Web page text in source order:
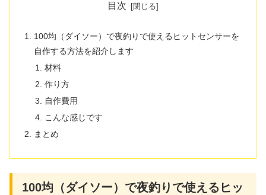
目次
100均（ダイソー）で夜釣りで使えるヒットセンサーを
自作する方法を紹介します
材料
作り方
自作費用
こんな感じです
まとめ
100均（ダイソー）で夜釣りで使えるヒッ